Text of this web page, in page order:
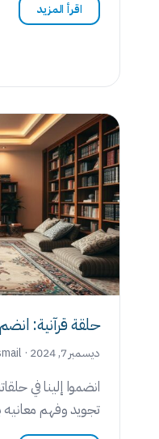
اقرأ المزيد
حلقة قرآنية: انضم
ديسمبر 7, 2024 · Mahmoud Ismail
انضموا إلينا في
تجويد وفهم